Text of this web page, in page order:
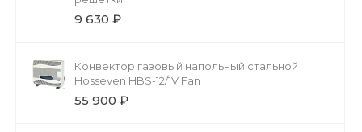
9 630 ₽
Конвектор газовый напольный стальной
Hosseven HBS-12/1V Fan
55 900 ₽